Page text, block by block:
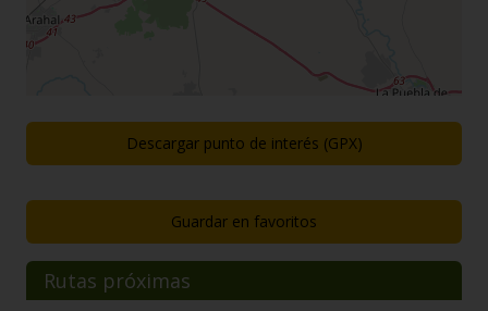
Descargar punto de interés (GPX)
Guardar en favoritos
Rutas próximas